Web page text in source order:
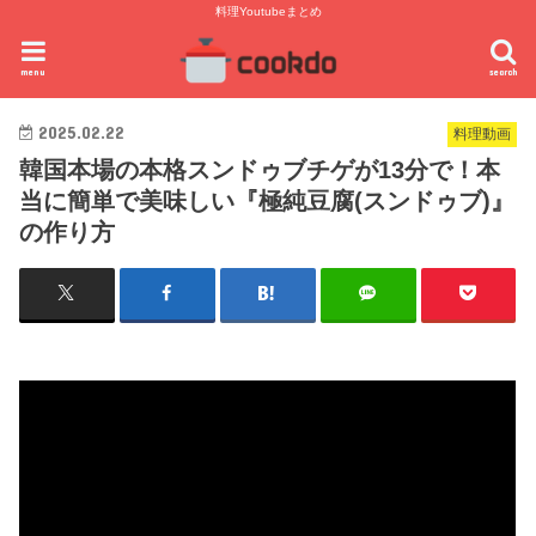
料理Youtubeまとめ
search
menu
料理動画
2025.02.22
韓国本場の本格スンドゥブチゲが13分で！本
当に簡単で美味しい『極純豆腐(スンドゥブ)』
の作り方